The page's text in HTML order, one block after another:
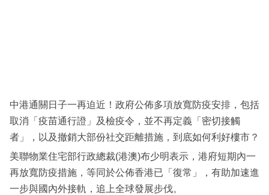
中港通關日子一再迫近！政府公佈多項放寬防疫安排，包括
取消「疫苗通行證」及檢疫令，並不再定義「密切接觸
者」，以及撤銷大部份社交距離措施，到底如何利好樓市？
美聯物業住宅部行政總裁(港澳)布少明表示，港府短期內一
再放寬防疫措施，等同於公佈香港已「復常」，有助加速進
一步與國內外接軌，追上全球發展步伐。